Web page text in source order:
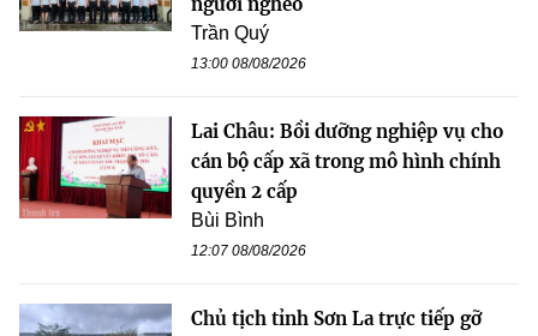
Trần Quý
13:00 08/08/2026
Lai Châu: Bồi dưỡng nghiệp vụ cho
cán bộ cấp xã trong mô hình chính
quyền 2 cấp
Bùi Bình
12:07 08/08/2026
Chủ tịch tỉnh Sơn La trực tiếp gỡ